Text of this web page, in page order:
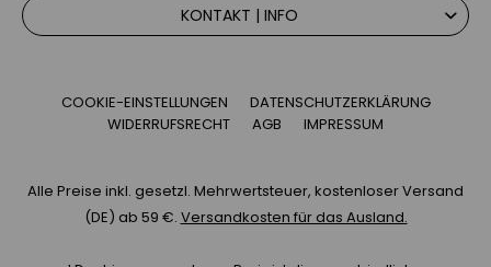
KONTAKT | INFO
COOKIE-EINSTELLUNGEN
DATENSCHUTZERKLÄRUNG
WIDERRUFSRECHT
AGB IMPRESSUM
Alle Preise inkl. gesetzl. Mehrwertsteuer, kostenloser Versand
(DE) ab 59 €. Versandkosten für das Ausland.